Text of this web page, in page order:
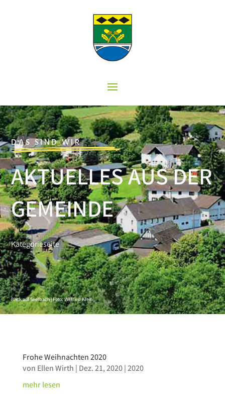
DAS SIND WIR
AKTUELLES AUS DER
GEMEINDE
Kategorieseite
Blick auf Seelbach | Foto: Wilfried Klein
Frohe Weihnachten 2020
von Ellen Wirth Dez. 21, 2020| 2020
mehr lesen